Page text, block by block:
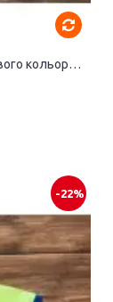
БОДІК ДЛЯ ХЛОПЧИКА GRAND PRIX гірчичневого кольору з довгими рукавами.
-22%